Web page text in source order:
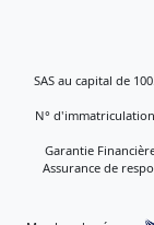
SAS au capital de
N°
Garantie
Assurance de